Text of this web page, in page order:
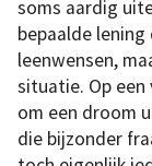
soms aardig
bepaalde
leenwensen,
situatie. Op een
om een droom
die bijzonder